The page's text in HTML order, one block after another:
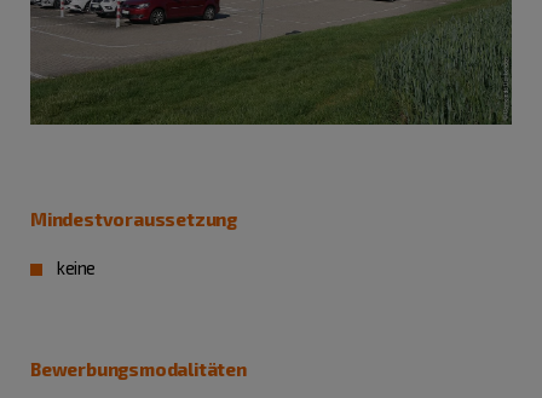
Mindestvoraussetzung
keine
Bewerbungsmodalitäten